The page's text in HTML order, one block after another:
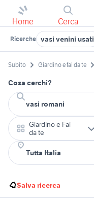
Home Cerca
Ricerche vasi venini usati
Subito Giardino e fai da te
Cosa cerchi?
Giardino e Fai
da te
Salva ricerca